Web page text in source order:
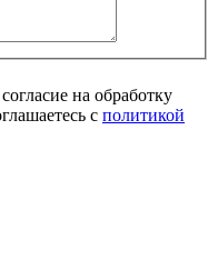
на обработку
с политикой